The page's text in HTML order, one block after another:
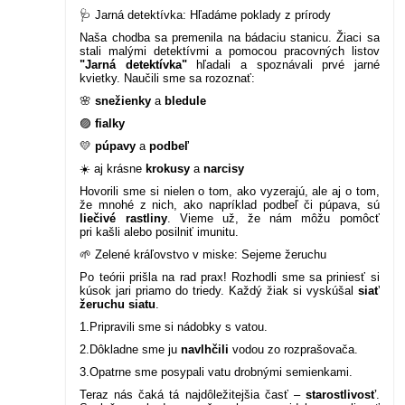
🩺 Jarná detektívka: Hľadáme poklady z prírody
Naša chodba sa premenila na bádaciu stanicu. Žiaci sa
stali malými detektívmi a pomocou pracovných listov
"Jarná detektívka"hľadali a spoznávali prvé jarné
kvietky. Naučili sme sa rozoznať:
🌸snežienky a bledule
🟣fialky
💛púpavy apodbeľ
☀️ aj krásne krokusy anarcisy
Hovorili sme si nielen o tom, ako vyzerajú, ale aj o tom,
že mnohé z nich, ako napríklad podbeľ či púpava, sú
liečivé rastliny. Vieme už, že nám môžu pomôcť
pri kašli alebo posilniť imunitu.
🌱 Zelené kráľovstvo v miske: Sejeme žeruchu
Po teórii prišla na rad prax! Rozhodli sme sa priniesť si
kúsok jari priamo do triedy. Každý žiak si vyskúšal siať
žeruchu siatu.
1.Pripravili sme si nádobky s vatou.
2.Dôkladne sme junavlhčili vodou zo rozprašovača.
3.Opatrne sme posypali vatu drobnými semienkami.
Teraz nás čaká tá najdôležitejšia časť – starostlivosť.